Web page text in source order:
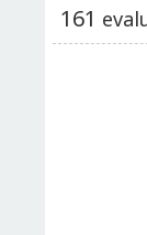
161